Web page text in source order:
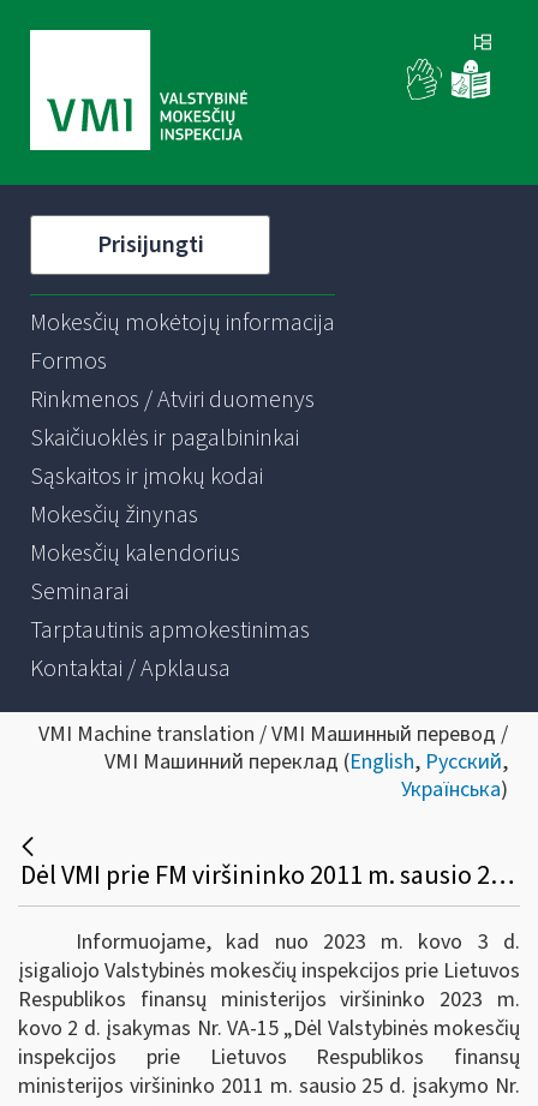
Prisijungti
Mokesčių mokėtojų informacija
Formos
Rinkmenos / Atviri duomenys
Skaičiuoklės ir pagalbininkai
Sąskaitos ir įmokų kodai
Mokesčių žinynas
Mokesčių kalendorius
Seminarai
Tarptautinis apmokestinimas
Kontaktai / Apklausa
VMI Machine translation / VMI Машинный перевод /
VMI Машинний переклад (English, Русский,
Українська)
Dėl VMI prie FM viršininko 2011 m. sausio 25 d. įsakymo VA-16 pakeitimo
Informuojame, kad nuo 2023 m. kovo 3 d.
įsigaliojo Valstybinės mokesčių inspekcijos prie Lietuvos
Respublikos finansų ministerijos viršininko 2023 m.
kovo 2 d. įsakymas Nr. VA-15 „Dėl Valstybinės mokesčių
inspekcijos prie Lietuvos Respublikos finansų
ministerijos viršininko 2011 m. sausio 25 d. įsakymo Nr.